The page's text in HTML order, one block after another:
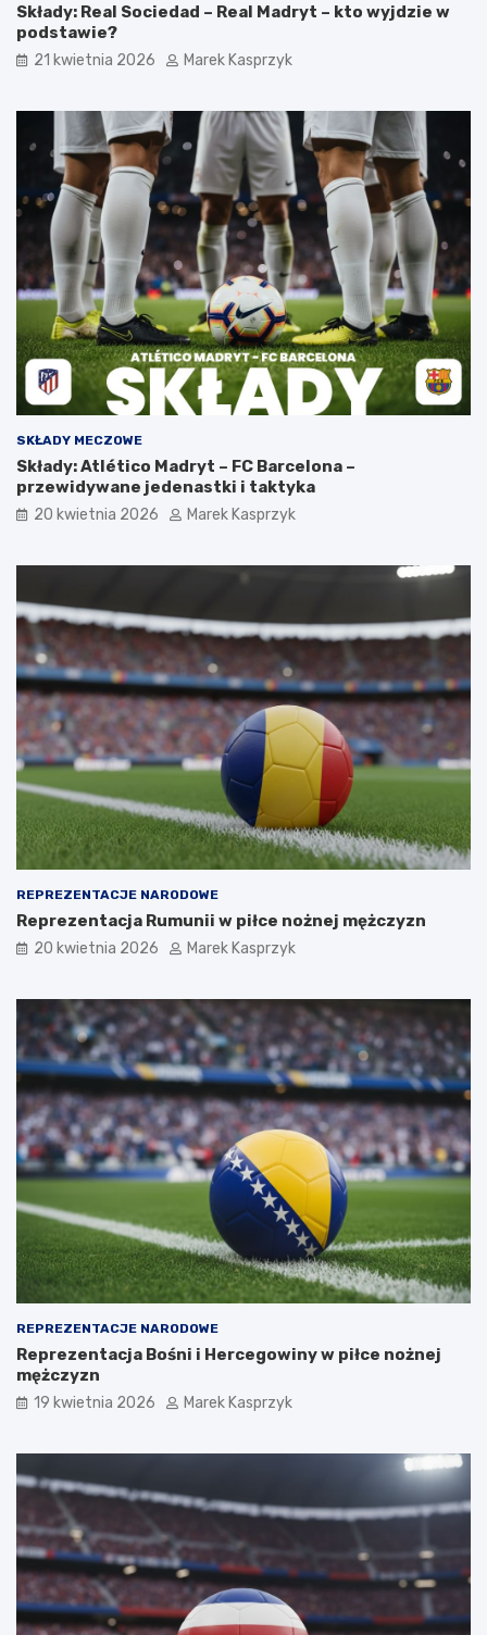
Składy: Real Sociedad – Real Madryt – kto wyjdzie w
podstawie?
21 kwietnia 2026 Marek Kasprzyk
SKŁADY MECZOWE
Składy: Atlético Madryt – FC Barcelona –
przewidywane jedenastki i taktyka
20 kwietnia 2026 Marek Kasprzyk
REPREZENTACJE NARODOWE
Reprezentacja Rumunii w piłce nożnej mężczyzn
20 kwietnia 2026 Marek Kasprzyk
REPREZENTACJE NARODOWE
Reprezentacja Bośni i Hercegowiny w piłce nożnej
mężczyzn
19 kwietnia 2026 Marek Kasprzyk